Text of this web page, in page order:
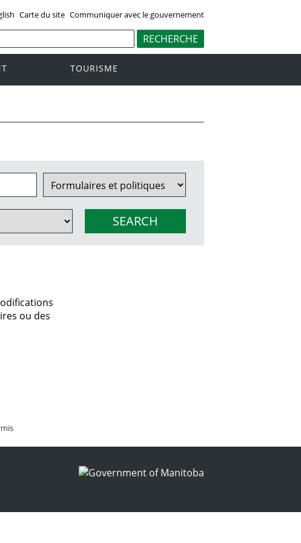
Carte du site Communiquer avec le gouvernement
TOURISME
ou des